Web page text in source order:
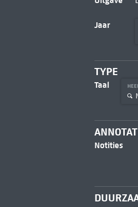
Jaar
TYPE
Taal
Notities